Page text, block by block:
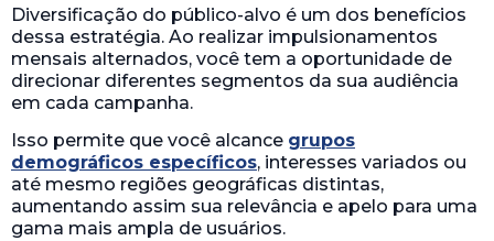
Diversificação do público-alvo é um dos benefícios
dessa estratégia. Ao realizar impulsionamentos
mensais alternados, você tem a oportunidade de
direcionar diferentes segmentos da sua audiência
em cada campanha.
Isso permite que você alcance grupos
demográficos específicos, interesses variados ou
até mesmo regiões geográficas distintas,
aumentando assim sua relevância e apelo para uma
gama mais ampla de usuários.